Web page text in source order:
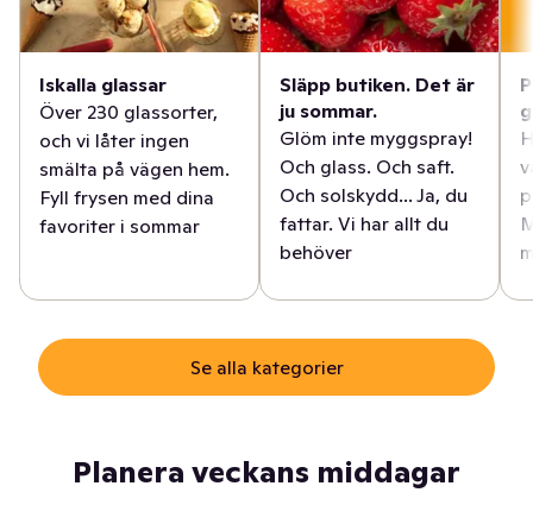
Iskalla glassar
Över 230 glassorter,
och vi låter ingen
smälta på vägen hem.
Fyll frysen med dina
favoriter i sommar
Släpp butiken. Det är
ju sommar.
Glöm inte myggspray!
Och glass. Och saft.
Och solskydd... Ja, du
fattar. Vi har allt du
behöver
Se alla kategorier
Planera veckans middagar